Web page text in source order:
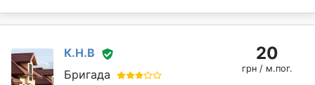
К.Н.В
Бригада
20
грн / м.пог.